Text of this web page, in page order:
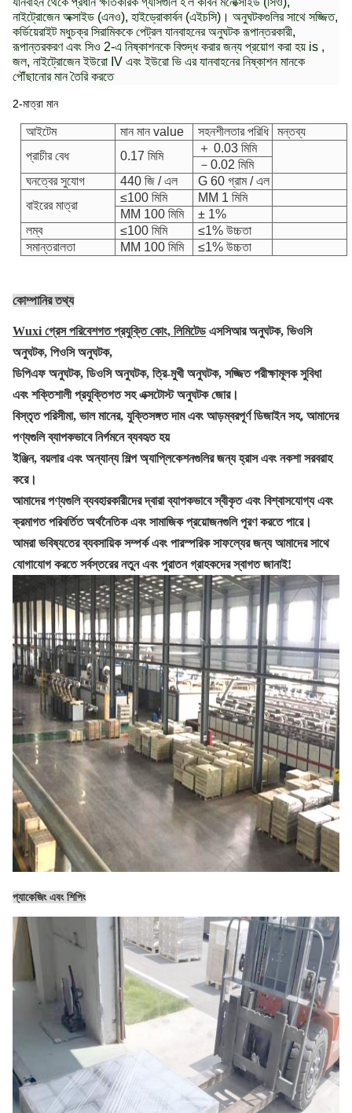
নাইট্রোজেন অক্সাইড (এনও), হাইড্রোকার্বন (এইচসি)। অনুঘটকগুলির সাথে সজ্জিত,
কর্ডিয়েরাইট মধুচক্র সিরামিককে পেট্রল যানবাহনের অনুঘটক রূপান্তরকারী,
রূপান্তরকরণ এবং সিও 2-এ নিষ্কাশনকে বিশুদ্ধ করার জন্য প্রয়োগ করা হয় is ,
জল, নাইট্রোজেন ইউরো IV এবং ইউরো ভি এর যানবাহনের নিষ্কাশন মানকে
পৌঁছানোর মান তৈরি করতে
2-মাত্রা মান
আইটেম মান মান value সহনশীলতার পরিধি
মন্তব্য
প্রাচীর বেধ
0.17 মিমি
＋ 0.03 মিমি
－0.02 মিমি
ঘনত্বের সুযোগ
440 জি / এল
G 60 গ্রাম / এল
বাইরের মাত্রা
≤100 মিমি
MM 1 মিমি
MM 100 মিমি
± 1%
লম্ব
≤100 মিমি
≤1% উচ্চতা
সমান্তরালতা
MM 100 মিমি ≤1% উচ্চতা
কোম্পানির তথ্য
Wuxi গ্রেস পরিবেশগত প্রযুক্তি কোং, লিমিটেডএসসিআর অনুঘটক, ভিওসি
অনুঘটক, পিওসি অনুঘটক,
ডিপিএফ অনুঘটক, ডিওসি অনুঘটক, ত্রি-মুখী অনুঘটক, সজ্জিত পরীক্ষামূলক সুবিধা
এবং শক্তিশালী প্রযুক্তিগত সহ এক্সটোস্ট অনুঘটকজোর।
বিস্তৃত পরিসীমা, ভাল মানের, যুক্তিসঙ্গত দাম এবং আড়ম্বরপূর্ণ ডিজাইন সহ, আমাদের
পণ্যগুলি ব্যাপকভাবে নির্গমনে ব্যবহৃত হয়
ইঞ্জিন, বয়লার এবং অন্যান্য শিল্প অ্যাপ্লিকেশনগুলির জন্য হ্রাস এবং নকশা সরবরাহ
করে।
আমাদের পণ্যগুলি ব্যবহারকারীদের দ্বারা ব্যাপকভাবে স্বীকৃত এবং বিশ্বাসযোগ্য এবং
ক্রমাগত পরিবর্তিত অর্থনৈতিক এবং সামাজিক প্রয়োজনগুলি পূরণ করতে পারে।
আমরা ভবিষ্যতের ব্যবসায়িক সম্পর্ক এবং পারস্পরিক সাফল্যের জন্য আমাদের সাথে
যোগাযোগ করতে সর্বস্তরের নতুন এবং পুরাতন গ্রাহকদের স্বাগত জানাই!
প্যাকেজিং এবং শিপিং